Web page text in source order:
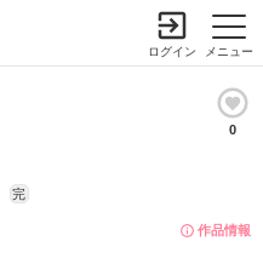
メニュー
ログイン
0
作品情報
完